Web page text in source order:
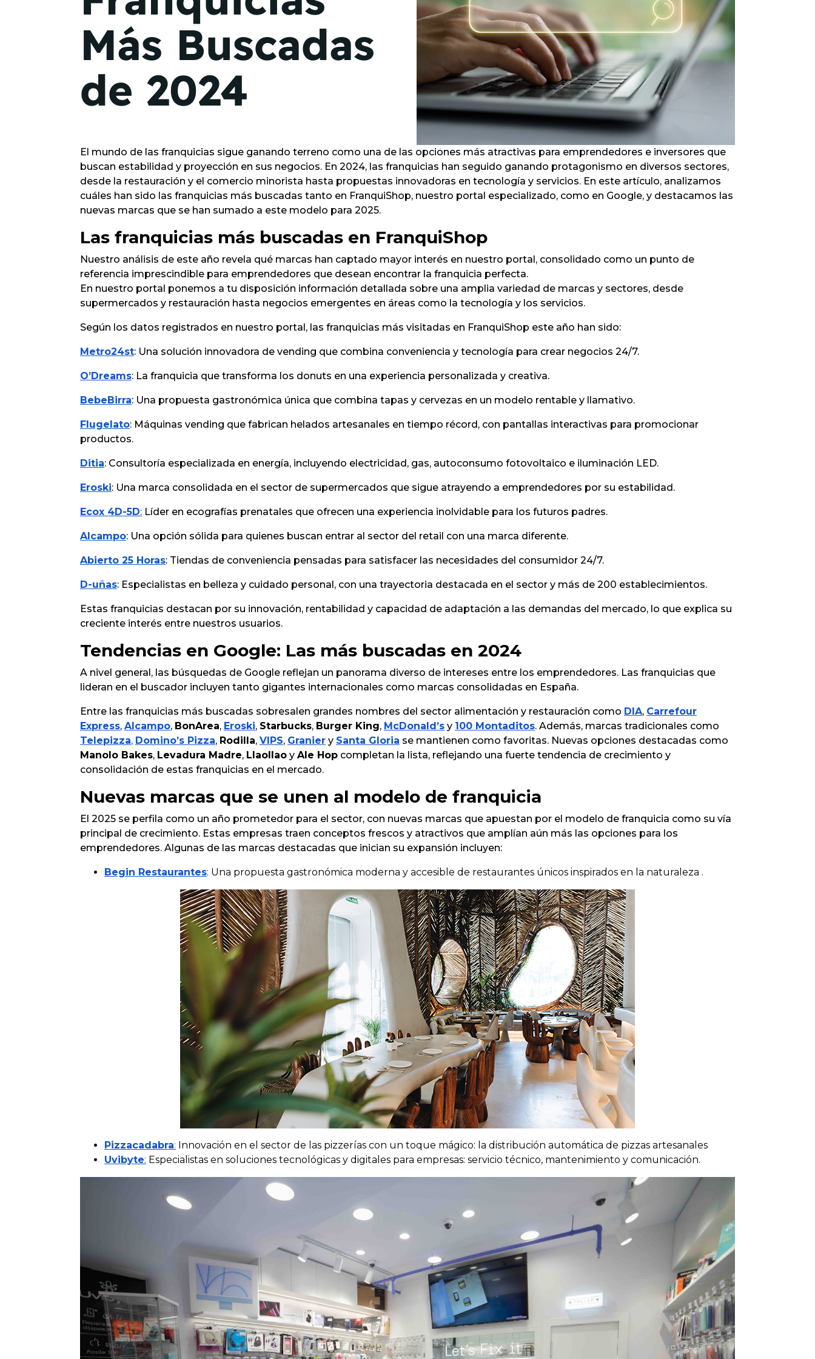
Madrid 2026 2 -08
Castilla-La Mancha
22 de octubre
Barcelona 2026 2 -
05 de noviembre
VER MÁS
Infórmate
Más Buscadas
de 2024
El mundo de las franquicias sigue ganando terreno como una de las opciones más atractivas para emprendedores e inversores que
buscan estabilidad y proyección en sus negocios. En 2024, las franquicias han seguido ganando protagonismo en diversos sectores,
desde la restauración y el comercio minorista hasta propuestas innovadoras en tecnología y servicios. En este artículo, analizamos
cuáles han sido las franquicias más buscadas tanto en FranquiShop, nuestro portal especializado, como en Google, y destacamos las
nuevas marcas que se han sumado a este modelo para 2025.
Las franquicias más buscadas en FranquiShop
Nuestro análisis de este año revela qué marcas han captado mayor interés en nuestro portal, consolidado como un punto de
referencia imprescindible para emprendedores que desean encontrar la franquicia perfecta.
En nuestro portal ponemos a tu disposición información detallada sobre una amplia variedad de marcas y sectores, desde
supermercados y restauración hasta negocios emergentes en áreas como la tecnología y los servicios.
Según los datos registrados en nuestro portal, las franquicias más visitadas en FranquiShop este año han sido:
Metro24st: Una solución innovadora de vending que combina conveniencia y tecnología para crear negocios 24/7.
O’Dreams: La franquicia que transforma los donuts en una experiencia personalizada y creativa.
BebeBirra: Una propuesta gastronómica única que combina tapas y cervezas en un modelo rentable y llamativo.
Flugelato: Máquinas vending que fabrican helados artesanales en tiempo récord, con pantallas interactivas para promocionar
productos.
Ditia: Consultoría especializada en energía, incluyendo electricidad, gas, autoconsumo fotovoltaico e iluminación LED.
Eroski: Una marca consolidada en el sector de supermercados que sigue atrayendo a emprendedores por su estabilidad.
Ecox 4D-5D: Líder en ecografías prenatales que ofrecen una experiencia inolvidable para los futuros padres.
Alcampo: Una opción sólida para quienes buscan entrar al sector del retail con una marca diferente.
Abierto 25 Horas: Tiendas de conveniencia pensadas para satisfacer las necesidades del consumidor 24/7.
D-uñas: Especialistas en belleza y cuidado personal, con una trayectoria destacada en el sector y más de 200 establecimientos.
Estas franquicias destacan por su innovación, rentabilidad y capacidad de adaptación a las demandas del mercado, lo que explica su
creciente interés entre nuestros usuarios.
Tendencias en Google: Las más buscadas en 2024
A nivel general, las búsquedas de Google reflejan un panorama diverso de intereses entre los emprendedores. Las franquicias que
lideran en el buscador incluyen tanto gigantes internacionales como marcas consolidadas en España.
Entre las franquicias más buscadas sobresalen grandes nombres del sector alimentación y restauración como DIA, Carrefour
Express, Alcampo, BonArea, Eroski, Starbucks, Burger King, McDonald’s y 100 Montaditos. Además, marcas tradicionales como
Telepizza, Domino’s Pizza, Rodilla, VIPS, Granier y Santa Gloria se mantienen como favoritas. Nuevas opciones destacadas como
Manolo Bakes, Levadura Madre, Llaollao y Ale Hop completan la lista, reflejando una fuerte tendencia de crecimiento y
consolidación de estas franquicias en el mercado.
Nuevas marcas que se unen al modelo de franquicia
El 2025 se perfila como un año prometedor para el sector, con nuevas marcas que apuestan por el modelo de franquicia como su vía
principal de crecimiento. Estas empresas traen conceptos frescos y atractivos que amplían aún más las opciones para los
emprendedores. Algunas de las marcas destacadas que inician su expansión incluyen:
Begin Restaurantes: Una propuesta gastronómica moderna y accesible de restaurantes únicos inspirados en la naturaleza .
Pizzacadabra: Innovación en el sector de las pizzerías con un toque mágico: la distribución automática de pizzas artesanales
Uvibyte: Especialistas en soluciones tecnológicas y digitales para empresas: servicio técnico, mantenimiento y comunicación.